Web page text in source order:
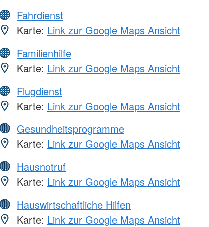
Fahrdienst
Karte: Link zur Google Maps Ansicht
Familienhilfe
Karte: Link zur Google Maps Ansicht
Flugdienst
Karte: Link zur Google Maps Ansicht
Gesundheitsprogramme
Karte: Link zur Google Maps Ansicht
Hausnotruf
Karte: Link zur Google Maps Ansicht
Hauswirtschaftliche Hilfen
Karte: Link zur Google Maps Ansicht